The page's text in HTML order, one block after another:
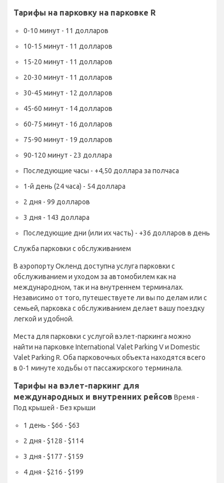
Тарифы на парковку на парковке R
0-10 минут - 11 долларов
10-15 минут - 11 долларов
15-20 минут - 11 долларов
20-30 минут - 11 долларов
30-45 минут - 12 долларов
45-60 минут - 14 долларов
60-75 минут - 16 долларов
75-90 минут - 19 долларов
90-120 минут - 23 доллара
Последующие часы - +4,50 доллара за полчаса
1-й день (24 часа) - 54 доллара
2 дня - 99 долларов
3 дня - 143 доллара
Последующие дни (или их часть) - +36 долларов в день
Служба парковки с обслуживанием
В аэропорту Окленд доступна услуга парковки с
обслуживанием и уходом за автомобилем как на
международном, так и на внутреннем терминалах.
Независимо от того, путешествуете ли вы по делам или с
семьей, парковка с обслуживанием делает вашу поездку
легкой и удобной.
Места для парковки с услугой вэлет-паркинга можно
найти на парковке International Valet Parking V и Domestic
Valet Parking R. Оба парковочных объекта находятся всего
в 0-1 минуте ходьбы от пассажирского терминала.
Тарифы на вэлет-паркинг для
международных и внутренних рейсов Время -
Под крышей - Без крыши
1 день - $66 - $63
2 дня - $128 - $114
3 дня - $177 - $159
4 дня - $216 - $199